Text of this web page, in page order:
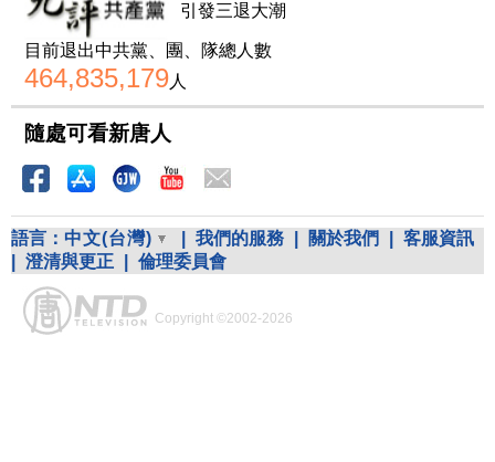
引發三退大潮
目前退出中共黨、團、隊總人數
464,835,179人
隨處可看新唐人
語言： 中文(台灣) 我們的服務 關於我們
客服資訊
澄清與更正 倫理委員會
Copyright ©2002-2026